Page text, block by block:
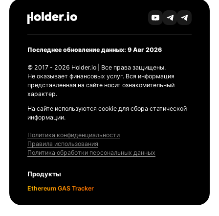
Последнее обновление данных: 9 Авг 2026
© 2017 - 2026 Holder.io | Все права защищены.
Не оказывает финансовых услуг. Вся информация
представленная на сайте носит ознакомительный
характер.
На сайте используются cookie для сбора статической
информации.
Политика конфиденциальности
Правила использования
Политика обработки персональных данных
Продукты
Ethereum GAS Tracker